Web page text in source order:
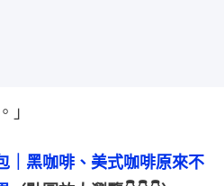
」
｜黑咖啡、美式咖啡原來不